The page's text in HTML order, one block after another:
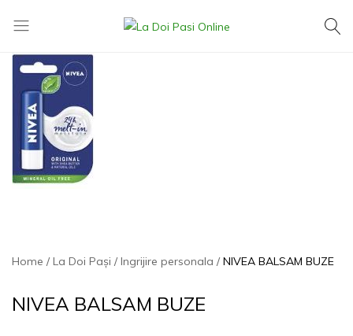
Home La Doi Pași Ingrijire personala NIVEA BALSAM BUZE
NIVEA BALSAM BUZE